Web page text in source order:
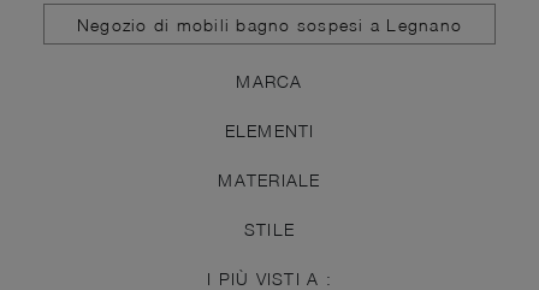
Negozio di mobili bagno sospesi a Legnano
MARCA
ELEMENTI
MATERIALE
STILE
I PIÙ VISTI A :